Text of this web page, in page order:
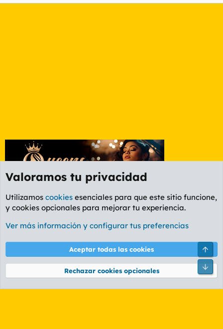
Etiquetas
Cookies
PL OLDSTYLE AMARILLO
Términos y reglas Política de privacidad Ayuda
Community platform by XenForo® © 2010-2026 XenForo Ltd.
Valoramos tu privacidad
Utilizamos cookies esenciales para que este sitio funcione,
y cookies opcionales para mejorar tu experiencia.
Ver más información y configurar tus preferencias
Aceptar todas las cookies
Rechazar cookies opcionales
Pie